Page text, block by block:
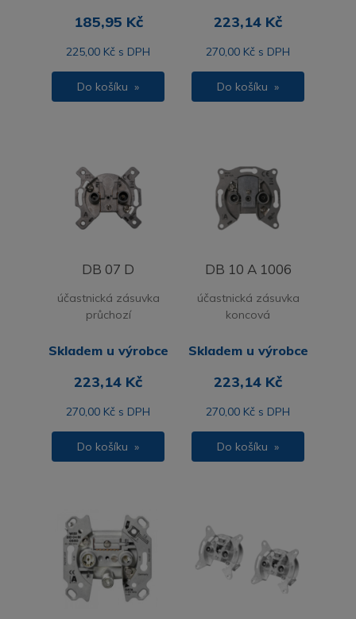
185,95 Kč
225,00 Kč s DPH
Do košíku »
223,14 Kč
270,00 Kč s DPH
Do košíku »
DB 07 D
účastnická zásuvka
průchozí
Skladem u výrobce
223,14 Kč
270,00 Kč s DPH
Do košíku »
DB 10 A 1006
účastnická zásuvka
koncová
Skladem u výrobce
223,14 Kč
270,00 Kč s DPH
Do košíku »